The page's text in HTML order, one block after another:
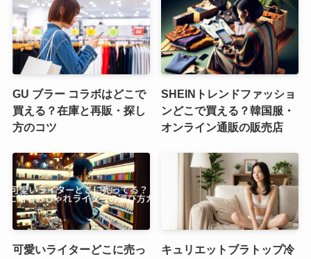
GU ブラー コラボはどこで
買える？在庫と再販・探し
方のコツ
SHEINトレンドファッショ
ンどこで買える？韓国服・
オンライン通販の販売店
可愛いライターどこに売っ
キュリエットブラトップ冷